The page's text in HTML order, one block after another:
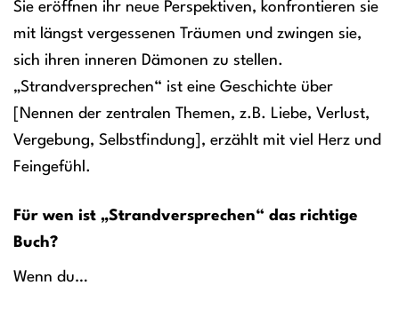
Sie eröffnen ihr neue Perspektiven, konfrontieren sie
mit längst vergessenen Träumen und zwingen sie,
sich ihren inneren Dämonen zu stellen.
„Strandversprechen“ ist eine Geschichte über
[Nennen der zentralen Themen, z.B. Liebe, Verlust,
Vergebung, Selbstfindung], erzählt mit viel Herz und
Feingefühl.
Für wen ist „Strandversprechen“ das richtige
Buch?
Wenn du…